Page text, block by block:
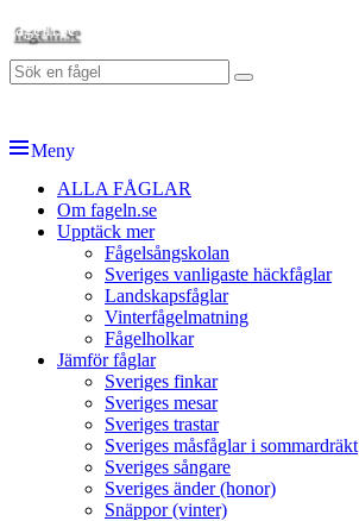
Hoppa
till
innehåll
fageln.se
Sök
efter:
Sök
Meny
Primär
meny
ALLA FÅGLAR
Om fageln.se
Upptäck mer
Fågelsångskolan
Sveriges vanligaste häckfåglar
Landskapsfåglar
Vinterfågelmatning
Fågelholkar
Jämför fåglar
Sveriges finkar
Sveriges mesar
Sveriges trastar
Sveriges måsfåglar i sommardräkt
Sveriges sångare
Sveriges änder (honor)
Snäppor (vinter)